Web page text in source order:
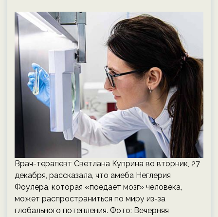
Врач-терапевт Светлана Куприна во вторник, 27
декабря, рассказала, что амеба Неглерия
Фоулера, которая «поедает мозг» человека,
может распространиться по миру из-за
глобального потепления. Фото: Вечерняя